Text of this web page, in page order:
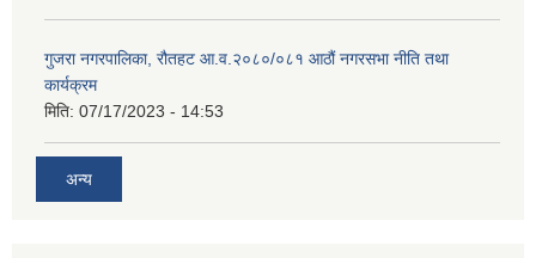
गुजरा नगरपालिका, रौतहट आ.व.२०८०/०८१ आठौं नगरसभा नीति तथा
कार्यक्रम
मिति: 07/17/2023 - 14:53
अन्य